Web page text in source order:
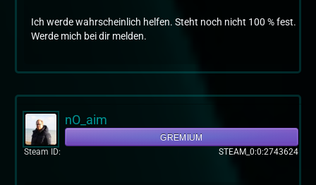
Ich werde wahrscheinlich helfen. Steht noch nicht 100 % fest.
Werde mich bei dir melden.
nO_aim
GREMIUM
Steam ID
STEAM_0:0:2743624